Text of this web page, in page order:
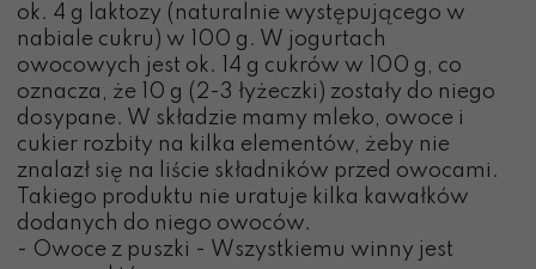
ok. 4 g laktozy (naturalnie występującego w
nabiale cukru) w 100 g. W jogurtach
owocowych jest ok. 14 g cukrów w 100 g, co
oznacza, że 10 g (2-3 łyżeczki) zostały do niego
dosypane. W składzie mamy mleko, owoce i
cukier rozbity na kilka elementów, żeby nie
znalazł się na liście składników przed owocami.
Takiego produktu nie uratuje kilka kawałków
dodanych do niego owoców.
- Owoce z puszki - Wszystkiemu winny jest